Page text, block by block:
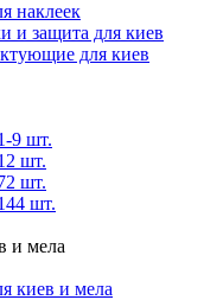
наклеек
и защита для киев
для киев
9 шт.
шт.
шт.
шт.
и мела
киев и мела